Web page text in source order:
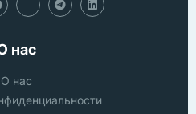
нас
О нас